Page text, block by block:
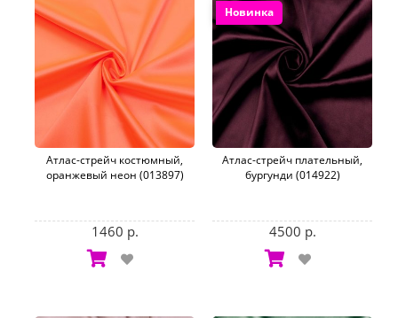
Атлас-стрейч костюмный,
оранжевый неон (013897)
1460 р.
Новинка
Атлас-стрейч плательный,
бургунди (014922)
4500 р.